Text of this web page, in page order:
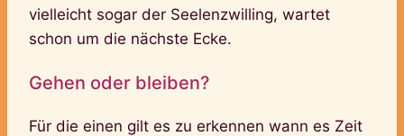
vielleicht sogar der Seelenzwilling, wartet
schon um die nächste Ecke.
Gehen oder bleiben?
Für die einen gilt es zu erkennen wann es Zeit